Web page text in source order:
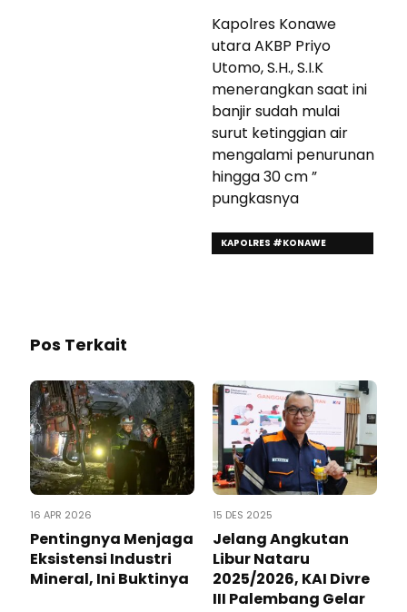
Kapolres Konawe
utara AKBP Priyo
Utomo, S.H., S.I.K
menerangkan saat ini
banjir sudah mulai
surut ketinggian air
mengalami penurunan
hingga 30 cm ”
pungkasnya
KAPOLRES #KONAWE
Pos Terkait
16 APR 2026
Pentingnya Menjaga
Eksistensi Industri
Mineral, Ini Buktinya
15 DES 2025
Jelang Angkutan
Libur Nataru
2025/2026, KAI Divre
III Palembang Gelar